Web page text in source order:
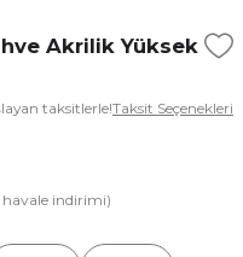
Akrilik Yüksek
taksitlerle!Taksit Seçenekleri
havale indirimi)